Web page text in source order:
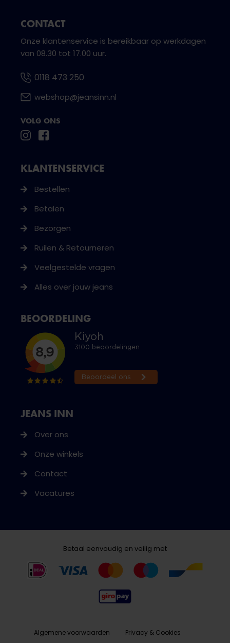
CONTACT
Onze klantenservice is bereikbaar op werkdagen
van 08.30 tot 17.00 uur.
0118 473 250
webshop@jeansinn.nl
VOLG ONS
JEANS INN
Over ons
Onze winkels
Contact
Vacatures
KLANTENSERVICE
Bestellen
Betalen
Bezorgen
Ruilen & Retourneren
Veelgestelde vragen
Alles over jouw jeans
BEOORDELING
Betaal eenvoudig en veilig met
Algemene voorwaarden Privacy & Cookies